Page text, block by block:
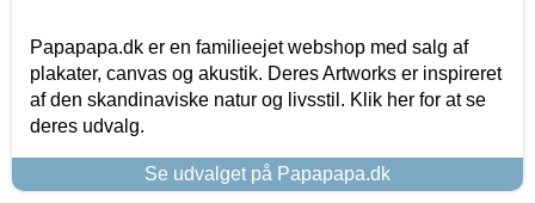
Papapapa.dk er en familieejet webshop med salg af
plakater, canvas og akustik. Deres Artworks er inspireret
af den skandinaviske natur og livsstil. Klik her for at se
deres udvalg.
Se udvalget på Papapapa.dk